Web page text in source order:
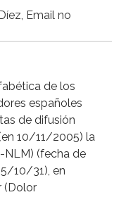
Email no
de los
españoles
de difusión
10/11/2005) la
NLM) (fecha de
10/31), en
(Dolor